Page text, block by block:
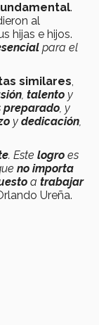
.
al
hijas e hijos.
para el
similares,
, talento y
preparado, y
y dedicación,
. Este logro es
no importa
a trabajar
Ureña.